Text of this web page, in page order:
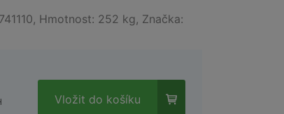
Hmotnost: 252 kg, Značka:
Vložit do košíku